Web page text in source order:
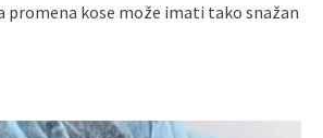
promena kose može imati tako snažan